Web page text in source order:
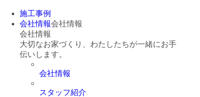
施工事例
会社情報会社情報
会社情報
大切なお家づくり、わたしたちが一緒にお手
伝いします。
会社情報
スタッフ紹介